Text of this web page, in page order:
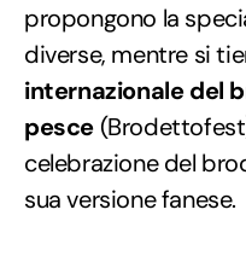
propongono la
diverse, mentre si
internazionale del
pesce
celebrazione del
sua versione fanese.